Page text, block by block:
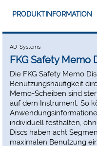
PRODUKTINFORMATION
AD-Systems
FKG Safety Memo
Die FKG Safety Memo
Benutzungshäufigkeit
Memo-Scheiben sind
auf dem Instrument. So
individuell festhalten,
Discs haben acht
maximalen Benutzung